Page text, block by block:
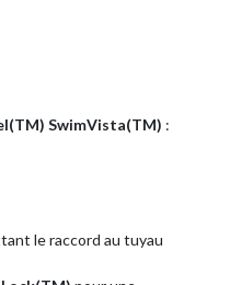
SwimVista(TM) :
le raccord au tuyau